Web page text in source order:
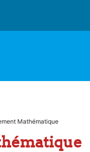
Mathématique